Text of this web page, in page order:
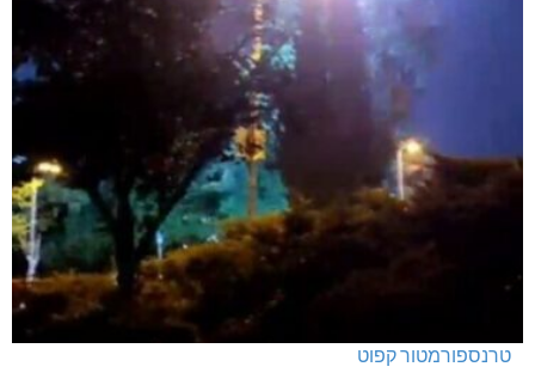
טרנספורמטור קפוט